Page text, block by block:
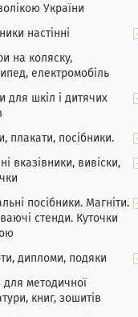
України
настінні
на коляску,
електромобіль
для шкіл і дитячих
плакати, посібники.
вказівники, вивіски,
посібники. Магніти.
стенди. Куточки
дипломи, подяки
для методичної
книг, зошитів